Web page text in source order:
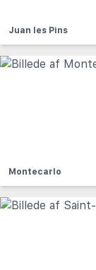
Juan les Pins
Montecarlo